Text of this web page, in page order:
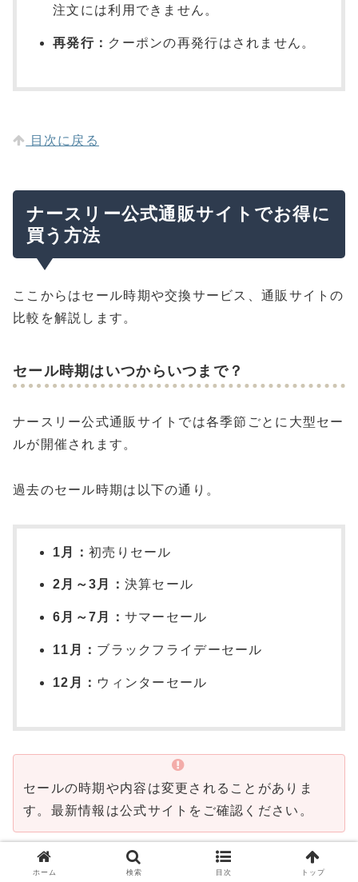
注文には利用できません。
再発行： クーポンの再発行はされません。
目次に戻る
ナースリー公式通販サイトでお得に
買う方法
ここからはセール時期や交換サービス、通販サイトの
比較を解説します。
セール時期はいつからいつまで？
ナースリー公式通販サイトでは各季節ごとに大型セー
ルが開催されます。
過去のセール時期は以下の通り。
1月：初売りセール
2月～3月： 決算セール
6月～7月： サマーセール
11月： ブラックフライデーセール
12月： ウィンターセール
セールの時期や内容は変更されることがありま
す。最新情報は公式サイトをご確認ください。
色・サイズ交換は無料
ホーム 検索 目次 トップ